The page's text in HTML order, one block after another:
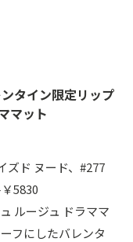
タイン限定リップ
マット
ズド ヌード、#277
5830
ルージュ ドラママ
フにしたバレンタ